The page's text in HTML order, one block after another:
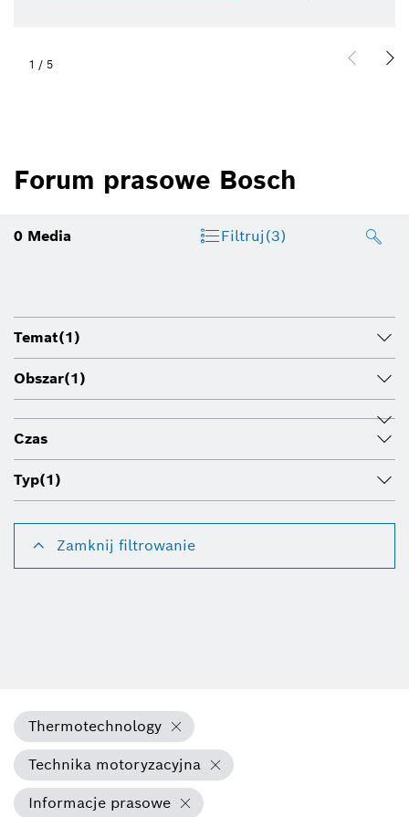
1 / 5
Forum prasowe Bosch
0 Media Filtruj(3)
Temat(1)
Obszar(1)
Czas
Typ(1)
Zamknij filtrowanie
Thermotechnology
Technika motoryzacyjna
Informacje prasowe